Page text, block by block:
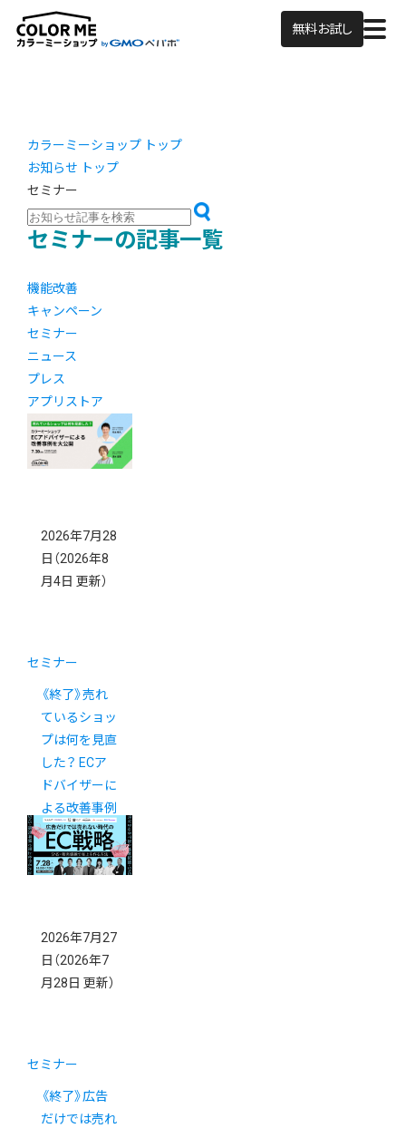
無料お試し
カラーミーショップ トップ
お知らせ トップ
セミナー
セミナーの記事一覧
機能改善
キャンペーン
セミナー
ニュース
プレス
アプリストア
2026年7月28
日 （2026年8
月4日 更新）
セミナー
《終了》売れ
ているショッ
プは何を見直
した？ ECア
ドバイザーに
よる改善事例
を大公開
2026年7月27
日 （2026年7
月28日 更新）
セミナー
《終了》広告
だけでは売れ